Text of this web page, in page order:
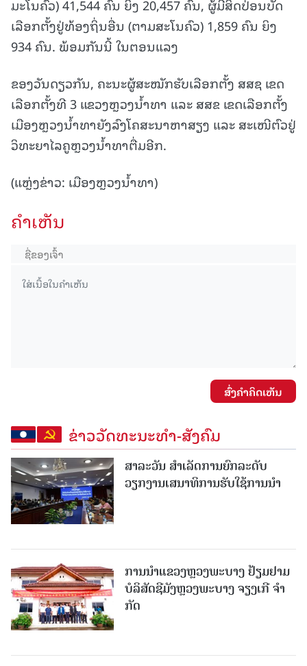
ມະໂນຄົວ) 41,544 ຄົນ ຍິງ 20,457 ຄົນ, ຜູ້ມີສິດປ່ອນບັດ
ເລືອກຕັ້ງຢູ່ທ້ອງຖິ່ນອື່ນ (ຕາມສະໂນຄົວ) 1,859 ຄົນ ຍິງ
934 ຄົນ. ພ້ອມກັນນີ້ ໃນຕອນແລງ
ຂອງວັນດຽວກັນ, ຄະນະຜູ້ສະໝັກຮັບເລືອກຕັ້ງ ສສຊ ເຂດ
ເລືອກຕັ້ງທີ 3 ແຂວງຫຼວງນໍ້າທາ ແລະ ສສຂ ເຂດເລືອກຕັ້ງ
ເມືອງຫຼວງນໍ້າທາຍັງລົງໂຄສະນາຫາສຽງ ແລະ ສະເໜີຕົວຢູ່
ວິທະຍາໄລຄູຫຼວງນໍ້າທາຕື່ມອີກ.
(ແຫຼ່ງຂ່າວ: ເມືອງຫຼວງນໍ້າທາ)
ຄໍາເຫັນ
ສົ່ງຄໍາຄິດເຫັນ
ຂ່າວວັດທະນະທຳ-ສັງຄົມ
ສາລະວັນ ສໍາເລັດການຍົກລະດັບ
ວຽກງານເສນາທິການຮັບໃຊ້ການນໍາ
ການນຳແຂວງຫຼວງພະບາງ ຢ້ຽມ​ຢາມ
ບໍ​ລິ​ສັດຊີມັງຫຼວງພະບາງ ຈຽງເກີ ຈໍາ
ກັດ